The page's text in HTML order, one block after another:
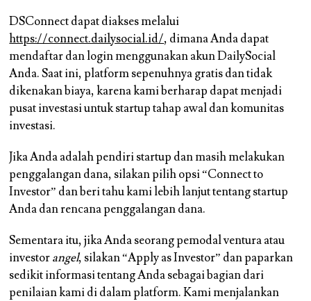
DSConnect dapat diakses melalui
https://connect.dailysocial.id/, dimana Anda dapat
mendaftar dan login menggunakan akun DailySocial
Anda. Saat ini, platform sepenuhnya gratis dan tidak
dikenakan biaya, karena kami berharap dapat menjadi
pusat investasi untuk startup tahap awal dan komunitas
investasi.
Jika Anda adalah pendiri startup dan masih melakukan
penggalangan dana, silakan pilih opsi “Connect to
Investor” dan beri tahu kami lebih lanjut tentang startup
Anda dan rencana penggalangan dana.
Sementara itu, jika Anda seorang pemodal ventura atau
investorangel, silakan “Apply as Investor” dan paparkan
sedikit informasi tentang Anda sebagai bagian dari
penilaian kami di dalam platform. Kami menjalankan